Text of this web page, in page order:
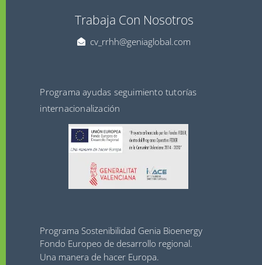
Trabaja Con Nosotros
cv_rrhh@geniaglobal.com
Programa ayudas seguimiento tutorías
internacionalización
Programa Sostenibilidad Genia Bioenergy
Fondo Europeo de desarrollo regional.
Una manera de hacer Europa.